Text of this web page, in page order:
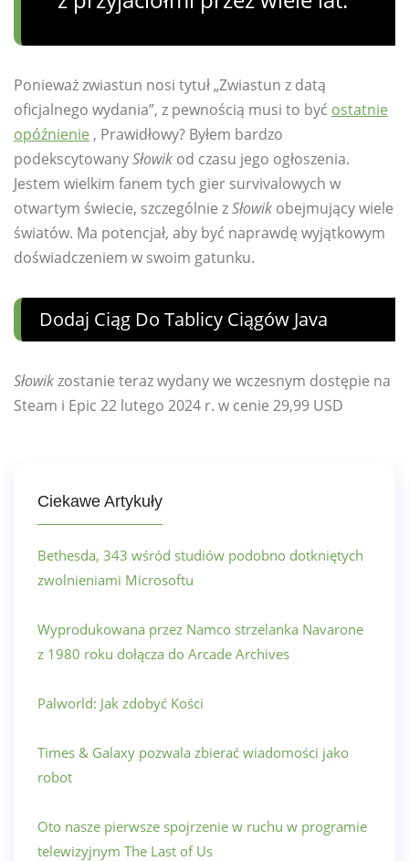
Ponieważ zwiastun nosi tytuł „Zwiastun z datą
oficjalnego wydania”, z pewnością musi to być ostatnie
opóźnienie , Prawidłowy? Byłem bardzo
podekscytowanySłowik od czasu jego ogłoszenia.
Jestem wielkim fanem tych gier survivalowych w
otwartym świecie, szczególnie zSłowik obejmujący wiele
światów. Ma potencjał, aby być naprawdę wyjątkowym
doświadczeniem w swoim gatunku.
Dodaj Ciąg Do Tablicy Ciągów Java
Słowikzostanie teraz wydany we wczesnym dostępie na
Steam i Epic 22 lutego 2024 r. w cenie 29,99 USD
Ciekawe Artykuły
Bethesda, 343 wśród studiów podobno dotkniętych
zwolnieniami Microsoftu
Wyprodukowana przez Namco strzelanka Navarone
z 1980 roku dołącza do Arcade Archives
Palworld: Jak zdobyć Kości
Times & Galaxy pozwala zbierać wiadomości jako
robot
Oto nasze pierwsze spojrzenie w ruchu w programie
telewizyjnym The Last of Us